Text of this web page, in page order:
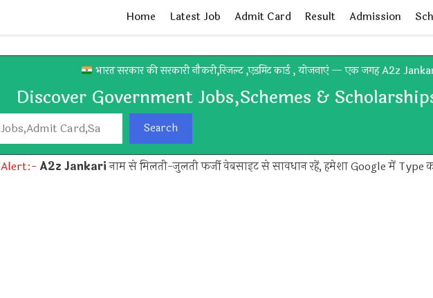
Home Latest Job Admit Card Result Admission
भारत सरकार की सरकारी नौकरी,रिजल्ट ,एडमिट कार्ड , योजनाएं — एक जगह A2z
Discover Government Jobs,Schemes &
Search
Alert:- A2z Jankariनाम से मिलती-जुलती फर्जी वेबसाइट से सावधान रहें, हमेशा Google में Type